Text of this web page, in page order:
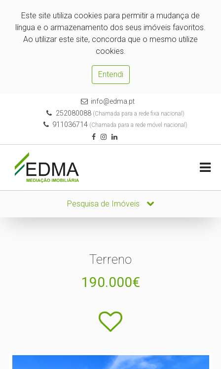
Este site utiliza cookies para permitir a mudança de
língua e o armazenamento dos seus imóveis favoritos.
Ao utilizar este site, concorda que o mesmo utilize
cookies.
Entendi
info@edma.pt
252080088(Chamada para a rede fixa nacional)
911036714 (Chamada para a rede móvel nacional)
Pesquisa de Imóveis
Terreno
190.000€